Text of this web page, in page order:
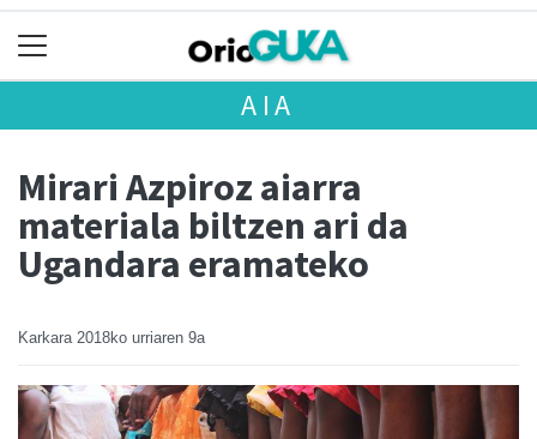
AIA
Mirari Azpiroz aiarra
materiala biltzen ari da
Ugandara eramateko
Karkara 2018ko urriaren 9a